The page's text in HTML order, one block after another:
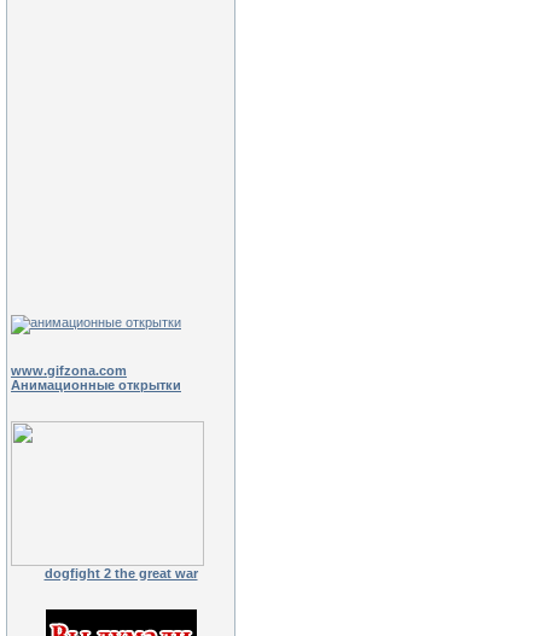
www.gifzona.com
Анимационные открытки
dogfight 2 the great war